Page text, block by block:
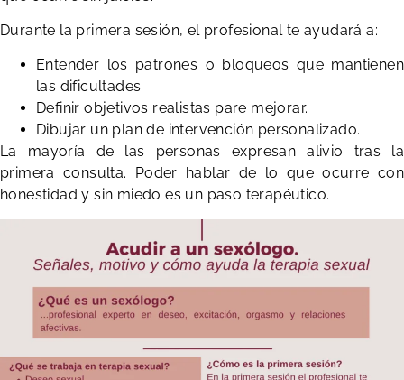
Durante la primera sesión, el profesional te ayudará a:
Entender los patrones o bloqueos que mantienen
las dificultades.
Definir objetivos realistas pare mejorar.
Dibujar un plan de intervención personalizado.
La mayoría de las personas expresan alivio tras la
primera consulta. Poder hablar de lo que ocurre con
honestidad y sin miedo es un paso terapéutico.